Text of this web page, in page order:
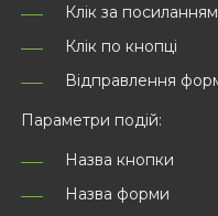
Клік за посиланням
Клік по кнопці
Відправлення
Параметри подій:
Назва кнопки
Назва форми